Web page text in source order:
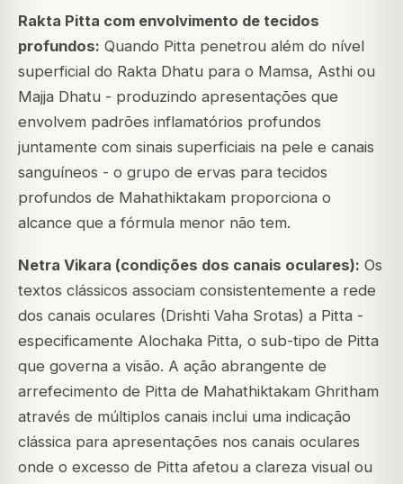
Rakta Pitta com envolvimento de tecidos
profundos: Quando Pitta penetrou além do nível
superficial do Rakta Dhatu para o Mamsa, Asthi ou
Majja Dhatu - produzindo apresentações que
envolvem padrões inflamatórios profundos
juntamente com sinais superficiais na pele e canais
sanguíneos - o grupo de ervas para tecidos
profundos de Mahathiktakam proporciona o
alcance que a fórmula menor não tem.
Netra Vikara (condições dos canais oculares): Os
textos clássicos associam consistentemente a rede
dos canais oculares (Drishti Vaha Srotas) a Pitta -
especificamente Alochaka Pitta, o sub-tipo de Pitta
que governa a visão. A ação abrangente de
arrefecimento de Pitta de Mahathiktakam Ghritham
através de múltiplos canais inclui uma indicação
clássica para apresentações nos canais oculares
onde o excesso de Pitta afetou a clareza visual ou